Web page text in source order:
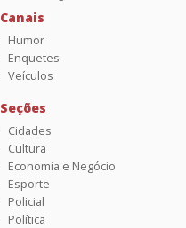
Canais
Humor
Enquetes
Veículos
Seções
Cidades
Cultura
Economia e Negócio
Esporte
Policial
Política